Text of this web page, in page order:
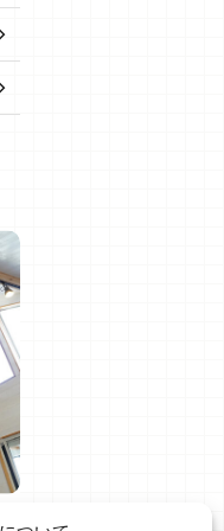
木津川市城山台 ハ